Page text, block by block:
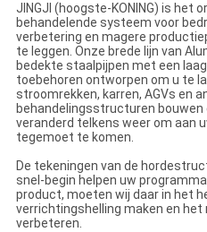
JINGJI (hoogste-KONING) is het
behandelende systeem voor
verbetering en magere
te leggen. Onze brede lijn van
bedekte staalpijpen met een
toebehoren ontworpen om u te
stroomrekken, karren, AGVs en
behandelingsstructuren bouwen
veranderd telkens weer om aan
tegemoet te komen.
De tekeningen van de
snel-begin helpen uw
product, moeten wij daar in het
verrichtingshelling maken en het
verbeteren.